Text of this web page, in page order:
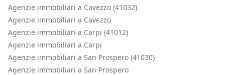
Agenzie immobiliari a Cavezzo (41032)
Agenzie immobiliari a Cavezzo
Agenzie immobiliari a Carpi (41012)
Agenzie immobiliari a Carpi
Agenzie immobiliari a San Prospero (41030)
Agenzie immobiliari a San Prospero